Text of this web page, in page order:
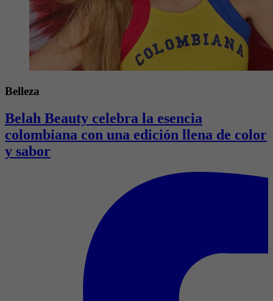
Belleza
Belah Beauty celebra la esencia
colombiana con una edición llena de color
y sabor